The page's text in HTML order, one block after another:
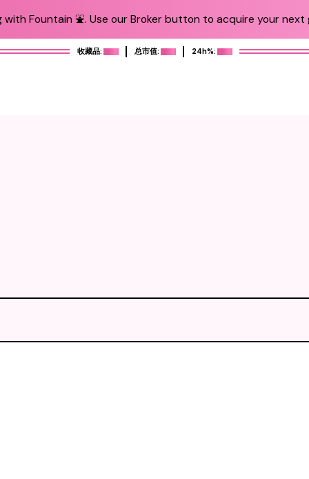
with Fountain ⛲️. Use our Broker button to acquire your next
收藏品: 总市值: 24h%: